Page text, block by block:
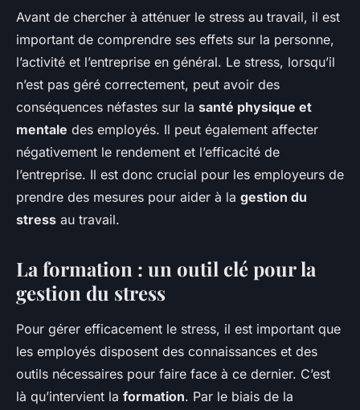
Avant de chercher à atténuer le stress au travail, il est
important de comprendre ses effets sur la personne,
l’activité et l’entreprise en général. Le stress, lorsqu’il
n’est pas géré correctement, peut avoir des
conséquences néfastes sur la santé physique et
mentale des employés. Il peut également affecter
négativement le rendement et l’efficacité de
l’entreprise. Il est donc crucial pour les employeurs de
prendre des mesures pour aider à la gestion du
stress au travail.
La formation : un outil clé pour la
gestion du stress
Pour gérer efficacement le stress, il est important que
les employés disposent des connaissances et des
outils nécessaires pour faire face à ce dernier. C’est
là qu’intervient la formation. Par le biais de la